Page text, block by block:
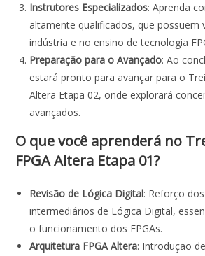
Instrutores Especializados: Aprenda
altamente qualificados, que possuem
indústria e no ensino de tecnologia
Preparação para o Avançado: Ao
estará pronto para avançar para o
Altera Etapa 02, onde explorará
avançados.
O que você aprenderá no
FPGA Altera Etapa 01?
Revisão de Lógica Digital: Reforço
intermediários de Lógica Digital,
o funcionamento dos FPGAs.
Arquitetura FPGA Altera: Introdução